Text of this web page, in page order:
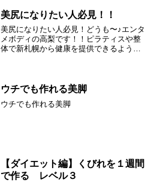
美尻になりたい人必見！！
美尻になりたい人必見！どうも〜♪エンタ
メボディの高梨です！！ピラティスや整
体で新札幌から健康を提供できるように
ワークの一つでもある「...
ウチでも作れる美脚
ウチでも作れる美脚
【ダイエット編】くびれを１週間
で作る レベル３